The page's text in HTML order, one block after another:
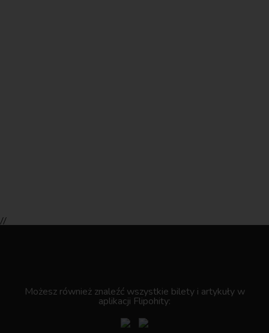
//
Możesz również znaleźć wszystkie bilety i artykuły w
aplikacji Flipohity: